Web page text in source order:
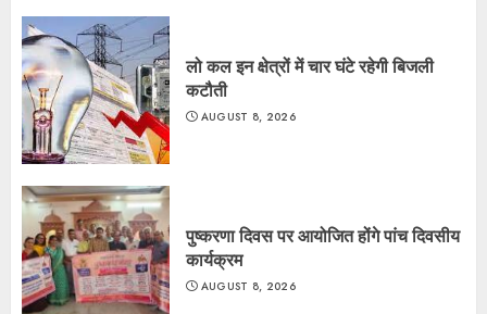
लो कल इन क्षेत्रों में चार घंटे रहेगी बिजली
कटौती
AUGUST 8, 2026
पुष्करणा दिवस पर आयोजित होंगे पांच दिवसीय
कार्यक्रम
AUGUST 8, 2026